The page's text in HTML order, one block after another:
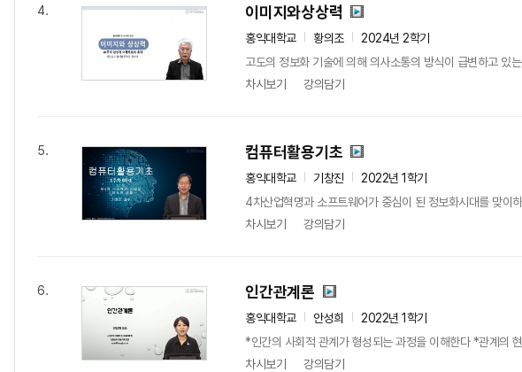
4. 이미지와상상력
홍익대학교 황의조
2024년 2학기
고도의 정보화 기술에 의해 의사소통의 방식이 급변하고 있
차시보기
강의담기
5. 컴퓨터활용기초
홍익대학교 기창진
2022년 1학기
4차산업혁명과 소프트웨어가 중심이 된 정보화시대를 맞이
차시보기
강의담기
6. 인간관계론
홍익대학교 안성희
2022년 1학기
*인간의 사회적 관계가 형성되는 과정을 이해한다 *관계의
차시보기
강의담기